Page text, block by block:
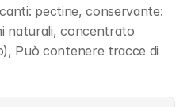
pectine, conservante:
naturali, concentrato
Può contenere tracce di